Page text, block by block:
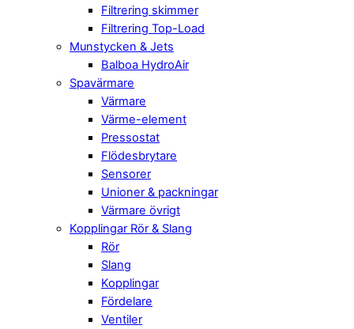
Filtrering skimmer
Filtrering Top-Load
Munstycken & Jets
Balboa HydroAir
Spavärmare
Värmare
Värme-element
Pressostat
Flödesbrytare
Sensorer
Unioner & packningar
Värmare övrigt
Kopplingar Rör & Slang
Rör
Slang
Kopplingar
Fördelare
Ventiler